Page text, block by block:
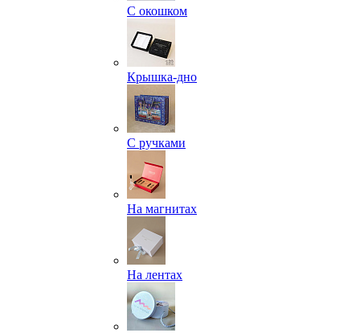
С окошком
Крышка-дно
С ручками
На магнитах
На лентах